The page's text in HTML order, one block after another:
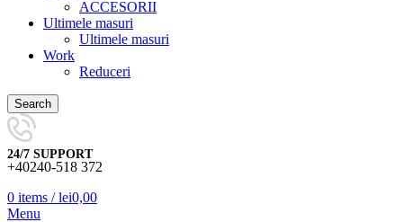
ACCESORII
Ultimele masuri
Ultimele masuri
Work
Reduceri
Search
24/7 SUPPORT
+40240-518 372
0 items / lei0,00
Menu